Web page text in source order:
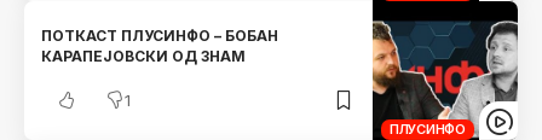
ПЛУСИНФО
ПОТКАСТ ПЛУСИНФО – БОБАН
КАРАПЕЈОВСКИ ОД ЗНАМ
1